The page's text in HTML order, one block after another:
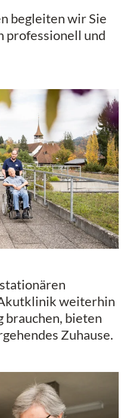
begleiten wir Sie
professionell und
weiterhin
brauchen, bieten
Zuhause.